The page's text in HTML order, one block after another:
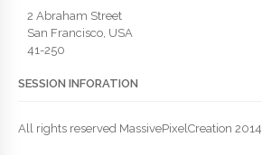
2 Abraham Street
San Francisco, USA
41-250
SESSION INFORATION
All rights reserved MassivePixelCreation 2014